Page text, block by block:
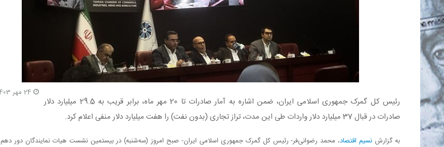
رئیس کل گمرک جمهوری اسلامی ایران، ضمن اشاره به آمار صادرات تا 20 مهر ماه، برابر قریب به 29.5 میلیارد دلار
صادرات در قبال 37 میلیارد دلار واردات طی این مدت، تراز تجاری (بدون نفت) را هفت میلیارد دلار منفی اعلام کرد.
به گزارش نسیم اقتصاد، محمد رضوانی‌فر- رئیس کل گمرک جمهوری اسلامی ایران- صبح امروز (سه‌شنبه) در بیستمین نشست هیات نمایندگان دور دهم